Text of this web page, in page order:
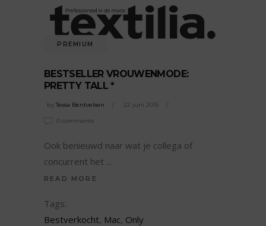
PREMIUM
BESTSELLER VROUWENMODE:
PRETTY TALL *
by Tessa Bentvelsen 22 juni 2015
0 comments
Ook benieuwd naar wat je collega of
concurrent het
READ MORE
Tags:
Bestverkocht, Mac, Only